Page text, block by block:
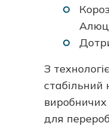
З
стабільний
для